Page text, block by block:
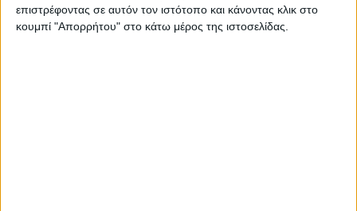
επιστρέφοντας σε αυτόν τον ιστότοπο και κάνοντας κλικ στο
κουμπί "Απορρήτου" στο κάτω μέρος της ιστοσελίδας.